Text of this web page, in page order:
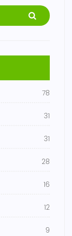
78
31
31
28
16
12
9